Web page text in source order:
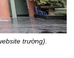
trường).